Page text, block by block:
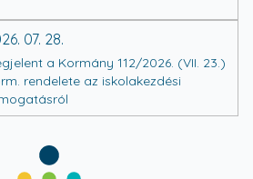
07. 28.
a Kormány 112/2026. (VII. 23.)
rendelete az iskolakezdési